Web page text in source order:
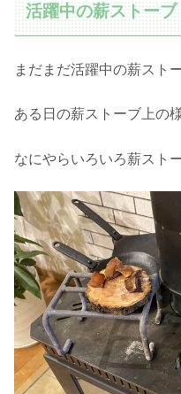
活躍中の薪ストーブ
まだまだ活躍中の薪ストー
ある日の薪ストーブ上の
なにやらいろいろ薪スト